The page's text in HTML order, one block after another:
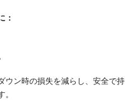
：
ウン時の損失を減らし、安全で持